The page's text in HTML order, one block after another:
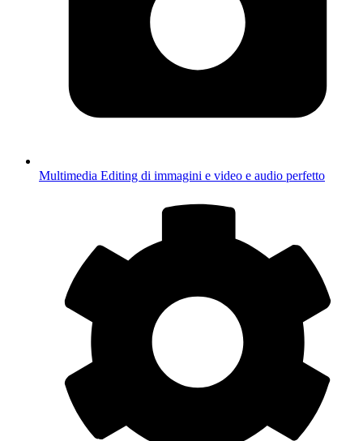
Multimedia Editing di immagini e video e audio perfetto